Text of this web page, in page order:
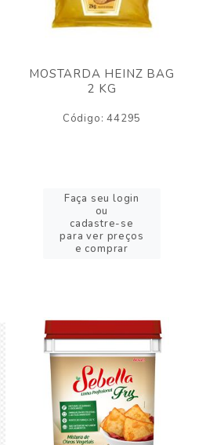
MOSTARDA HEINZ BAG
2 KG
Código: 44295
Faça seu login
ou
cadastre-se
para ver preços
e comprar